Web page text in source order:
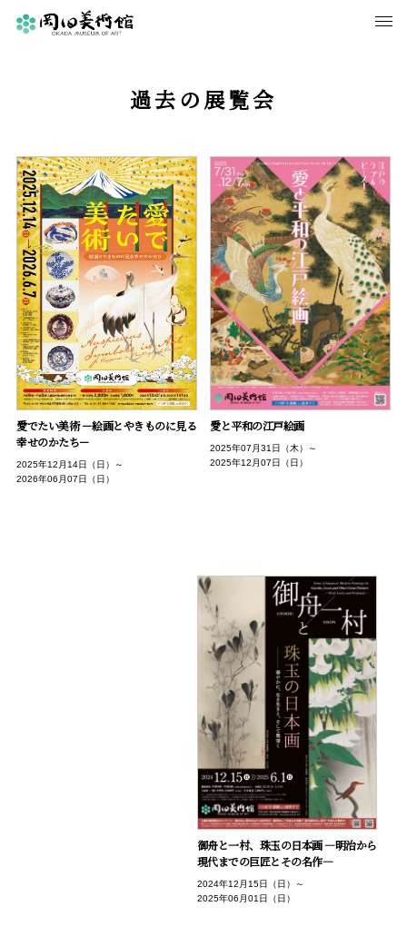
過去の展覧会
愛でたい美術 －絵画とやきものに見る
幸せのかたち－
2025年12月14日（日）～
2026年06月07日（日）
愛と平和の江戸絵画
2025年07月31日（木）～
2025年12月07日（日）
御舟と一村、珠玉の日本画 ―明治から
現代までの巨匠とその名作―
2024年12月15日（日）～
2025年06月01日（日）